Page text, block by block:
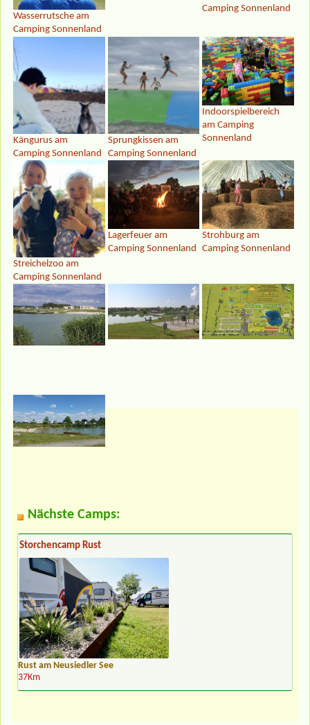
Wasserrutsche am
Camping Sonnenland
Camping Sonnenland
Kängurus am
Camping Sonnenland
Sprungkissen am
Camping Sonnenland
Indoorspielbereich
am Camping
Sonnenland
Streichelzoo am
Camping Sonnenland
Lagerfeuer am
Camping Sonnenland
Strohburg am
Camping Sonnenland
Nächste Camps:
Storchencamp Rust
Rust am Neusiedler See
37Km